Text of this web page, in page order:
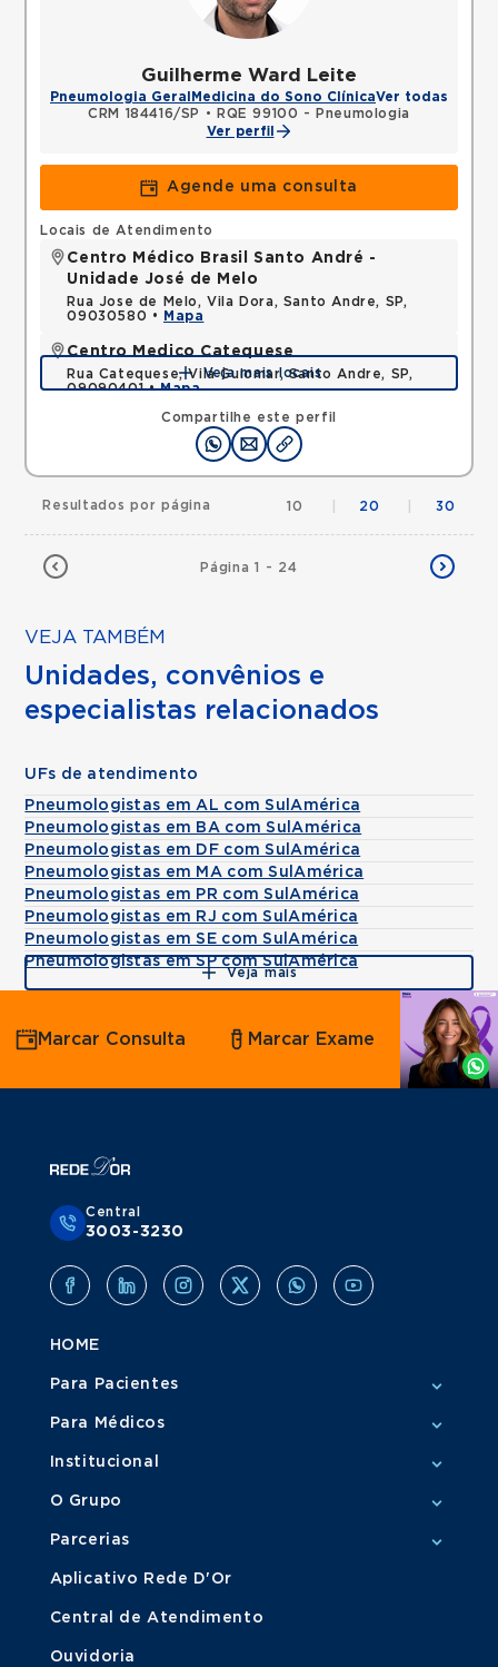
Guilherme Ward Leite
Pneumologia Geral Medicina do Sono ClínicaVer todas
CRM 184416/SP
•
RQE 99100 - Pneumologia
Ver perfil
Agende uma consulta
Compartilhe este perfil
Locais de Atendimento
Centro Médico Brasil Santo André -
Unidade José de Melo
Rua Jose de Melo, Vila Dora, Santo Andre, SP,
09030580 •
Mapa
Centro Medico Catequese
Rua Catequese, Vila Guiomar, Santo Andre, SP,
09090401 •Mapa
Veja mais locais
Página 1 - 24
Resultados por página 10 20 30
VEJA TAMBÉM
Unidades, convênios e
especialistas relacionados
UFs de atendimento
Pneumologistas em AL com SulAmérica
Pneumologistas em BA com SulAmérica
Pneumologistas em DF com SulAmérica
Pneumologistas em MA com SulAmérica
Pneumologistas em PR com SulAmérica
Pneumologistas em RJ com SulAmérica
Pneumologistas em SE com SulAmérica
Pneumologistas em SP com SulAmérica
Veja mais
Agende
por
Whatsapp
Marcar Consulta Marcar Exame
Central
3003-3230
HOME
Para Pacientes
Para Médicos
Institucional
O Grupo
Parcerias
Aplicativo Rede D'Or
Central de Atendimento
Ouvidoria